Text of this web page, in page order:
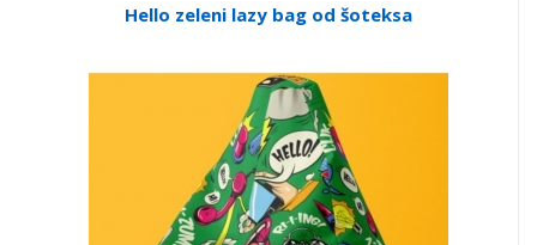
Hello zeleni lazy bag od šoteksa